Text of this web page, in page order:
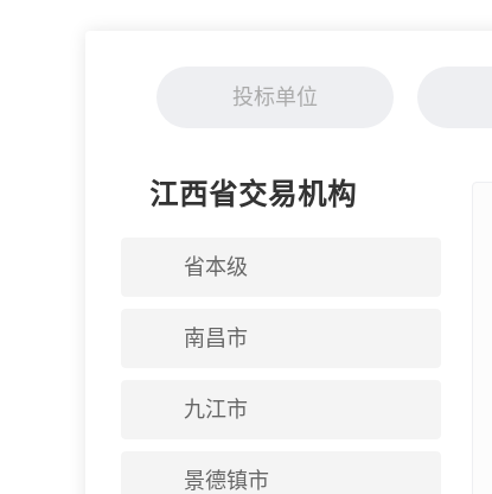
投标单位
江西省交易机构
省本级
南昌市
九江市
景德镇市